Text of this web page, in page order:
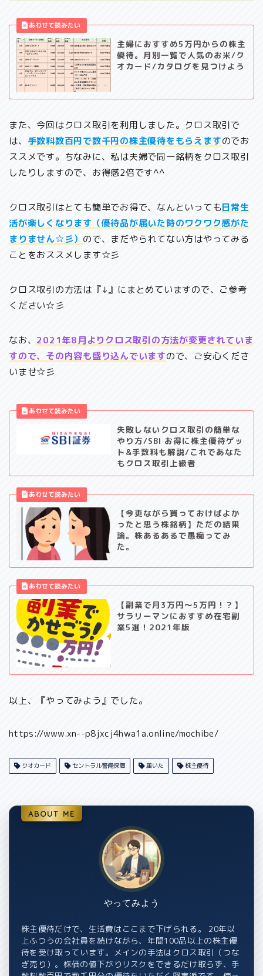
主婦におすすめ5万円からの株主
優待。月別一覧で人気のお米/ク
オカード/カタログを見つけよう
また、今回はクロス取引を利用しました。クロス取引で
は、 手数料数百円で数千円の株主優待をもらえますのでお
ススメです。ちなみに、私は夫婦で同一銘柄をクロス取引
したりしますので、お得感2倍です^^
クロス取引はとても簡単でお得で、なんといっても日常生
活が楽しくなります（優待品が届いた時のワクワク感がた
まりません☆彡） ので、まだやられてない方はやってみる
ことをおススメします☆彡
クロス取引の方法は『↓』にまとめていますので、ご参考
ください☆彡
なお、 2021年8月よりクロス取引の方法が変更されていま
すので、その内容も盛り込んでいますので、ご安心くださ
いませ☆彡
失敗しないクロス取引の簡単な
やり方/SBI お得に株主優待ゲッ
ト&手数料も解説/これであなた
もクロス取引上級者
【今更ながら買っておけばよか
ったと思う株銘柄】ただの結果
論。株あるあるで愚痴ってみ
た。
【副業で月3万円～5万円！？】
サラリーマンにおすすめ在宅副
業5選！2021年版
以上、『やってみよう』でした。
https://www.xn--p8jxcj4hwa1a.online/mochibe/
クオカード セントラル警備保障 届いた 株主優待
ABOUT ME
やってみよう
株主優待だけで、生活費はここまで下げられる。 20年以
上ふつうの会社員を続けながら、年間100品以上の株主優
待を受け取っています。メインの手法はクロス取引（つな
ぎ売り）。株価の値下がりリスクをできるだけ取らず、手